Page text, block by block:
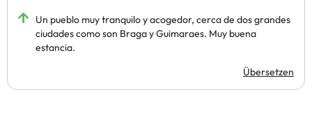
Un pueblo muy tranquilo y acogedor, cerca de dos grandes
ciudades como son Braga y Guimaraes. Muy buena
estancia.
Übersetzen